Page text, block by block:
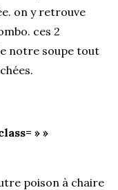
on y retrouve
ces 2
notre soupe tout
» »
poison à chaire